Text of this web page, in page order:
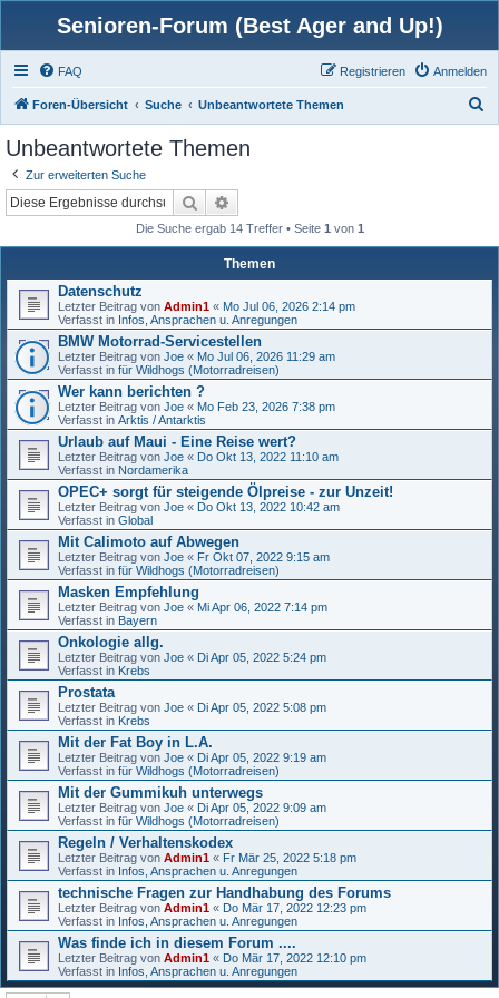
Senioren-Forum (Best Ager and Up!)
FAQ Anmelden
Registrieren
Foren-Übersicht Suche Unbeantwortete Themen
Unbeantwortete Themen
Zur erweiterten Suche
Suche
Die Suche ergab 14 Treffer • Seite 1 von 1
Themen
Datenschutz
Letzter Beitrag von Admin1 « Mo Jul 06, 2026 2:14 pm
Verfasst in Infos, Ansprachen u. Anregungen
BMW Motorrad-Servicestellen
Letzter Beitrag von Joe « Mo Jul 06, 2026 11:29 am
Verfasst in für Wildhogs (Motorradreisen)
Wer kann berichten ?
Letzter Beitrag von Joe « Mo Feb 23, 2026 7:38 pm
Verfasst in Arktis / Antarktis
Urlaub auf Maui - Eine Reise wert?
Letzter Beitrag von Joe « Do Okt 13, 2022 11:10 am
Verfasst in Nordamerika
OPEC+ sorgt für steigende Ölpreise - zur Unzeit!
Letzter Beitrag von Joe « Do Okt 13, 2022 10:42 am
Verfasst in Global
Mit Calimoto auf Abwegen
Letzter Beitrag von Joe « Fr Okt 07, 2022 9:15 am
Verfasst in für Wildhogs (Motorradreisen)
Masken Empfehlung
Letzter Beitrag von Joe « Mi Apr 06, 2022 7:14 pm
Verfasst in Bayern
Onkologie allg.
Letzter Beitrag von Joe « Di Apr 05, 2022 5:24 pm
Verfasst in Krebs
Prostata
Letzter Beitrag von Joe « Di Apr 05, 2022 5:08 pm
Verfasst in Krebs
Mit der Fat Boy in L.A.
Letzter Beitrag von Joe « Di Apr 05, 2022 9:19 am
Verfasst in für Wildhogs (Motorradreisen)
Mit der Gummikuh unterwegs
Letzter Beitrag von Joe « Di Apr 05, 2022 9:09 am
Verfasst in für Wildhogs (Motorradreisen)
Regeln / Verhaltenskodex
Letzter Beitrag von Admin1 « Fr Mär 25, 2022 5:18 pm
Verfasst in Infos, Ansprachen u. Anregungen
technische Fragen zur Handhabung des Forums
Letzter Beitrag von Admin1 « Do Mär 17, 2022 12:23 pm
Verfasst in Infos, Ansprachen u. Anregungen
Was finde ich in diesem Forum ....
Letzter Beitrag von Admin1 « Do Mär 17, 2022 12:10 pm
Verfasst in Infos, Ansprachen u. Anregungen